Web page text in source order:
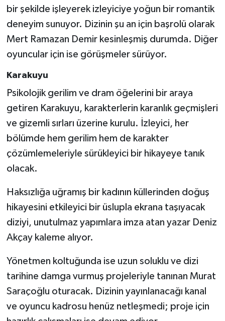
bir şekilde işleyerek izleyiciye yoğun bir romantik
deneyim sunuyor. Dizinin şu an için başrolü olarak
Mert Ramazan Demir kesinleşmiş durumda. Diğer
oyuncular için ise görüşmeler sürüyor.
Karakuyu
Psikolojik gerilim ve dram öğelerini bir araya
getiren Karakuyu, karakterlerin karanlık geçmişleri
ve gizemli sırları üzerine kurulu. İzleyici, her
bölümde hem gerilim hem de karakter
çözümlemeleriyle sürükleyici bir hikayeye tanık
olacak.
Haksızlığa uğramış bir kadının küllerinden doğuş
hikayesini etkileyici bir üslupla ekrana taşıyacak
diziyi, unutulmaz yapımlara imza atan yazar Deniz
Akçay kaleme alıyor.
Yönetmen koltuğunda ise uzun soluklu ve dizi
tarihine damga vurmuş projeleriyle tanınan Murat
Saraçoğlu oturacak. Dizinin yayınlanacağı kanal
ve oyuncu kadrosu henüz netleşmedi; proje için